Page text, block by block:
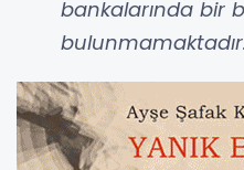
bankalarında bir